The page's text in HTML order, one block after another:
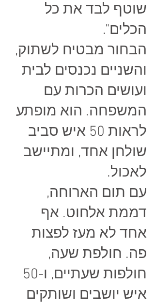
שוטף לבד את כל
הכלים".
הבחור מבטיח לשתוק,
והשניים נכנסים לבית
ועושים הכרות עם
המשפחה. הוא מופתע
לראות 50 איש סביב
שולחן אחד, ומתיישב
לאכול.
עם תום הארוחה,
דממת אלחוט. אף
אחד לא מעז לפצות
פה. חולפת שעה,
חולפות שעתיים, ו-50
איש יושבים ושותקים